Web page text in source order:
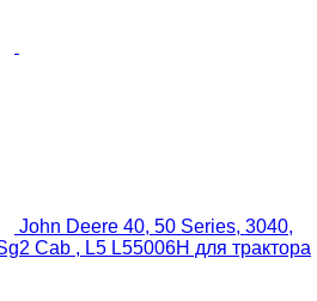
John Deere 40, 50 Series, 3040,
Cab , L5 L55006H для трактора